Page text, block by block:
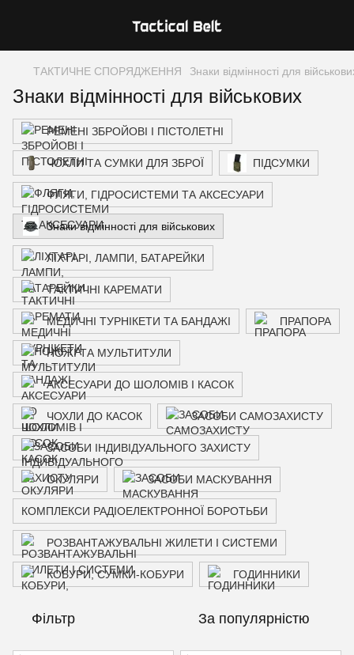
ТАКТИЧНЕ СПОРЯДЖЕННЯ Знаки відмінності для
Знаки відмінності для військових
РЕМЕНІ ЗБРОЙОВІ І ПІСТОЛЕТНІ
ЧОХЛИ ТА СУМКИ ДЛЯ ЗБРОЇ ПІДСУМКИ
ФЛЯГИ, ГІДРОСИСТЕМИ ТА АКСЕСУАРИ
Знаки відмінності для військових
ЛІХТАРІ, ЛАМПИ, БАТАРЕЙКИ
ТАКТИЧНІ КАРЕМАТИ
МЕДИЧНІ ТУРНІКЕТИ ТА БАНДАЖІ ПРАПОРА
НОЖІ ТА МУЛЬТИТУЛИ
АКСЕСУАРИ ДО ШОЛОМІВ І КАСОК
ЧОХЛИ ДО КАСОК ЗАСОБИ САМОЗАХИСТУ
ЗАСОБИ ІНДИВІДУАЛЬНОГО ЗАХИСТУ
ОКУЛЯРИ ЗАСОБИ МАСКУВАННЯ
КОМПЛЕКСИ РАДІОЕЛЕКТРОННОЇ БОРОТЬБИ
РОЗВАНТАЖУВАЛЬНІ ЖИЛЕТИ І СИСТЕМИ
КОБУРИ, СУМКИ-КОБУРИ ГОДИННИКИ
Фільтр За популярністю